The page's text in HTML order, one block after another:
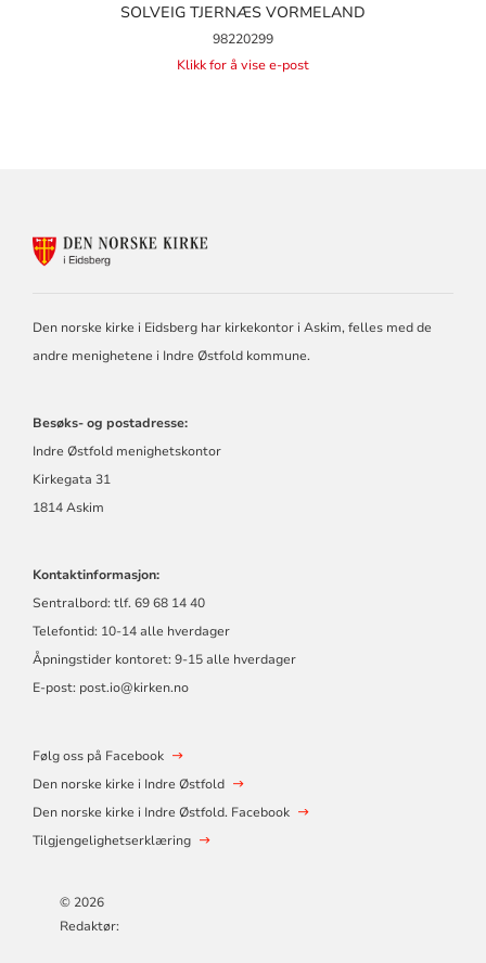
SOLVEIG TJERNÆS VORMELAND
98220299
Klikk for å vise e-post
KIRKE
EIDSBERG
Den norske kirke i Eidsberg har kirkekontor i Askim, felles med de
andre menighetene i Indre Østfold kommune.
Besøks- og postadresse:
Indre Østfold menighetskontor
Kirkegata 31
1814 Askim
Kontaktinformasjon:
Sentralbord: tlf. 69 68 14 40
Telefontid: 10-14 alle hverdager
Åpningstider kontoret: 9-15 alle hverdager
E-post: post.io@kirken.no
Følg oss på Facebook
Den norske kirke i Indre Østfold
Den norske kirke i Indre Østfold. Facebook
Tilgjengelighetserklæring
© 2026
Redaktør: